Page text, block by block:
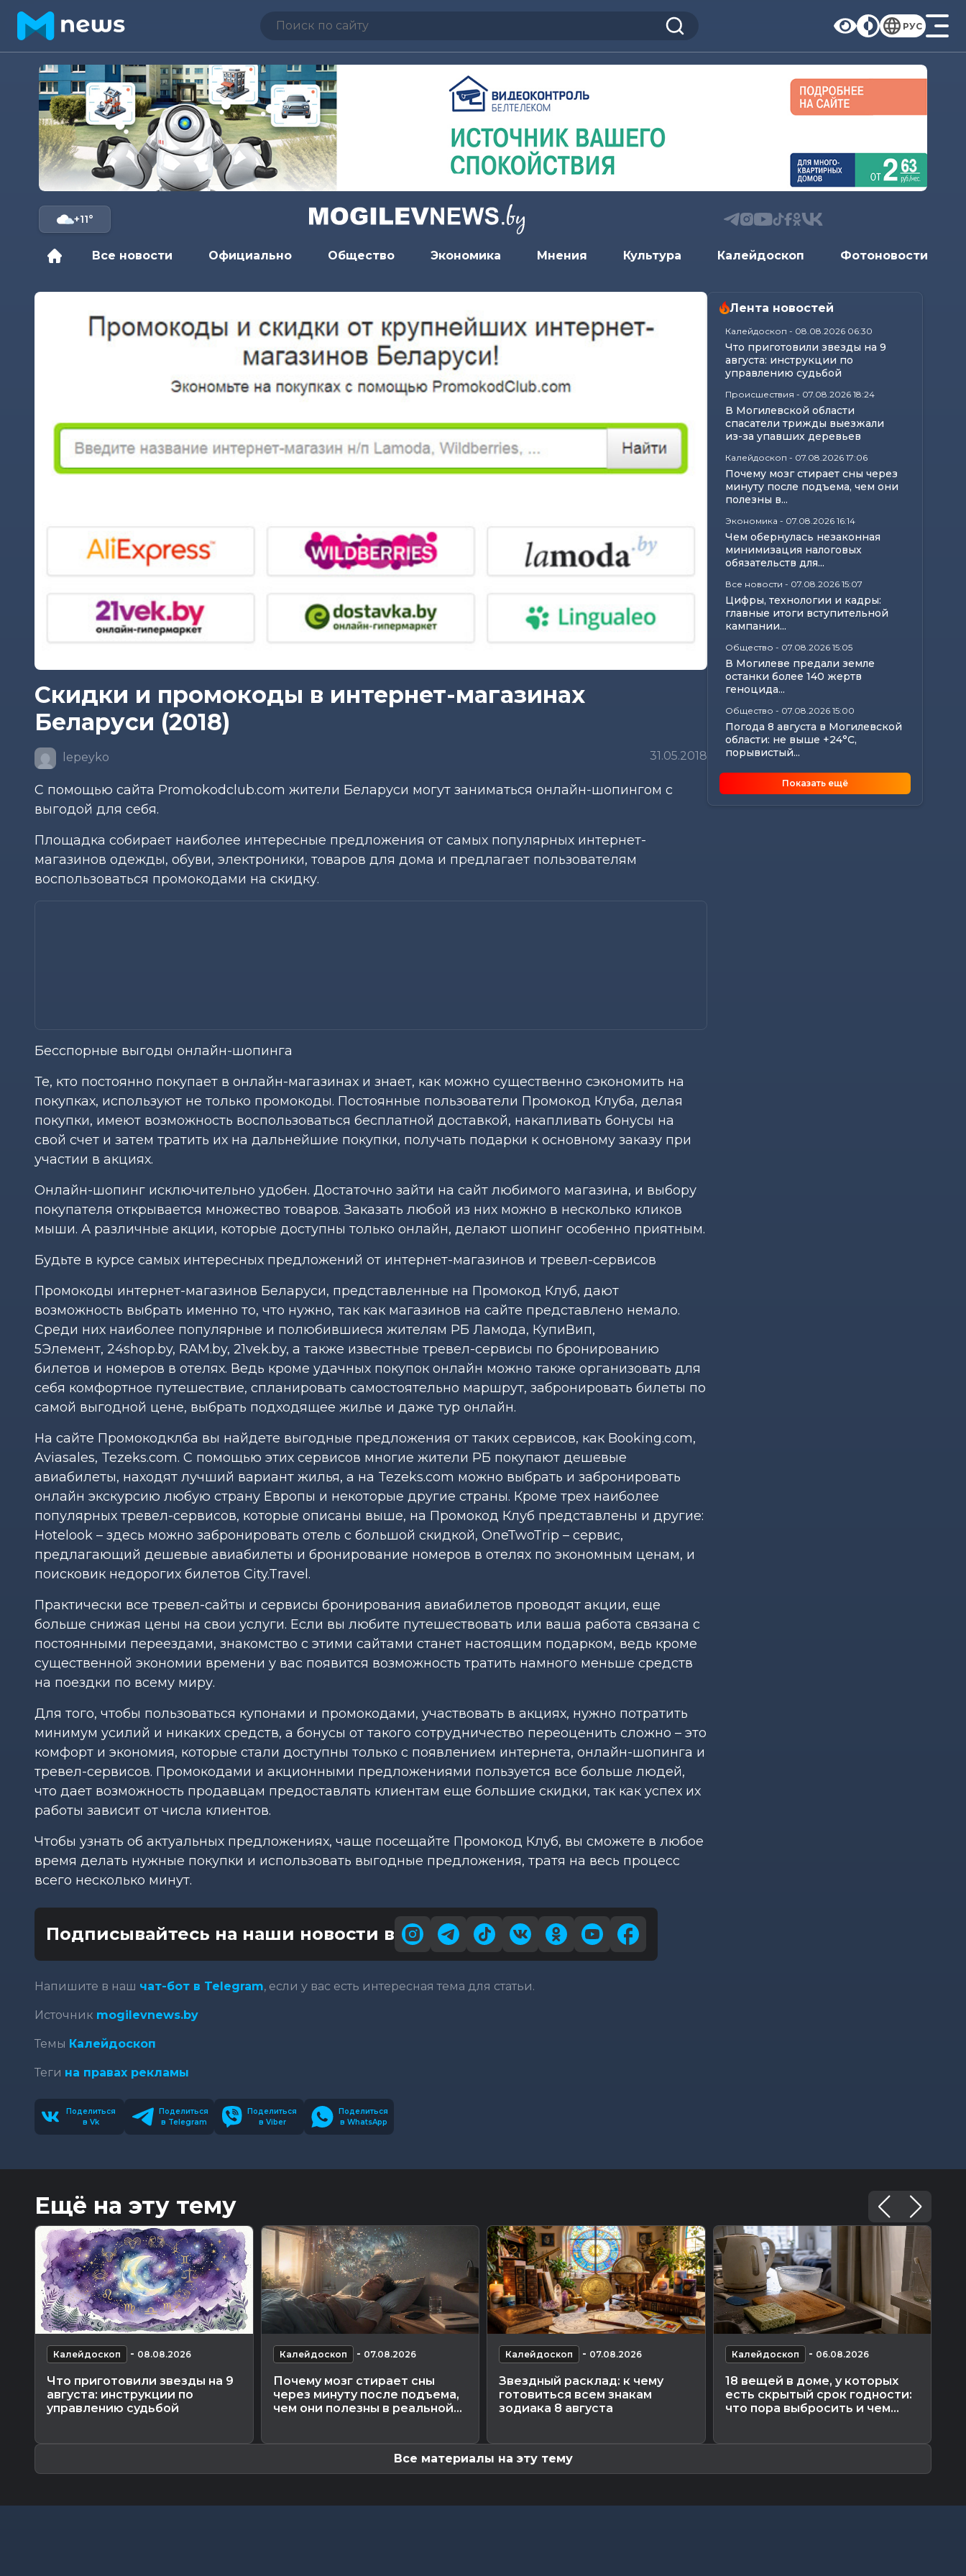
РУС
+11°
Все новости Официально Общество Экономика Мнения Культура Калейдоскоп Фотоновости
Скидки и промокоды в интернет-магазинах
Беларуси (2018)
lepeyko 31.05.2018
С помощью сайта Promokodclub.com жители Беларуси могут заниматься онлайн-шопингом с
выгодой для себя.
Площадка собирает наиболее интересные предложения от самых популярных интернет-
магазинов одежды, обуви, электроники, товаров для дома и предлагает пользователям
воспользоваться промокодами на скидку.
Бесспорные выгоды онлайн-шопинга
Те, кто постоянно покупает в онлайн-магазинах и знает, как можно существенно сэкономить на
покупках, используют не только промокоды. Постоянные пользователи Промокод Клуба, делая
покупки, имеют возможность воспользоваться бесплатной доставкой, накапливать бонусы на
свой счет и затем тратить их на дальнейшие покупки, получать подарки к основному заказу при
участии в акциях.
Онлайн-шопинг исключительно удобен. Достаточно зайти на сайт любимого магазина, и выбору
покупателя открывается множество товаров. Заказать любой из них можно в несколько кликов
мыши. А различные акции, которые доступны только онлайн, делают шопинг особенно приятным.
Будьте в курсе самых интересных предложений от интернет-магазинов и тревел-сервисов
Промокоды интернет-магазинов Беларуси, представленные на Промокод Клуб, дают
возможность выбрать именно то, что нужно, так как магазинов на сайте представлено немало.
Среди них наиболее популярные и полюбившиеся жителям РБ Ламода, КупиВип,
5Элемент, 24shop.by, RAM.by, 21vek.by, а также известные тревел-сервисы по бронированию
билетов и номеров в отелях. Ведь кроме удачных покупок онлайн можно также организовать для
себя комфортное путешествие, спланировать самостоятельно маршрут, забронировать билеты по
самой выгодной цене, выбрать подходящее жилье и даже тур онлайн.
На сайте Промокодклба вы найдете выгодные предложения от таких сервисов, как Booking.com,
Aviasales, Tezeks.com. С помощью этих сервисов многие жители РБ покупают дешевые
авиабилеты, находят лучший вариант жилья, а на Tezeks.com можно выбрать и забронировать
онлайн экскурсию любую страну Европы и некоторые другие страны. Кроме трех наиболее
популярных тревел-сервисов, которые описаны выше, на Промокод Клуб представлены и другие:
Hotelook – здесь можно забронировать отель с большой скидкой, OneTwoTrip – сервис,
предлагающий дешевые авиабилеты и бронирование номеров в отелях по экономным ценам, и
поисковик недорогих билетов City.Travel.
Практически все тревел-сайты и сервисы бронирования авиабилетов проводят акции, еще
больше снижая цены на свои услуги. Если вы любите путешествовать или ваша работа связана с
постоянными переездами, знакомство с этими сайтами станет настоящим подарком, ведь кроме
существенной экономии времени у вас появится возможность тратить намного меньше средств
на поездки по всему миру.
Для того, чтобы пользоваться купонами и промокодами, участвовать в акциях, нужно потратить
минимум усилий и никаких средств, а бонусы от такого сотрудничество переоценить сложно – это
комфорт и экономия, которые стали доступны только с появлением интернета, онлайн-шопинга и
тревел-сервисов. Промокодами и акционными предложениями пользуется все больше людей,
что дает возможность продавцам предоставлять клиентам еще большие скидки, так как успех их
работы зависит от числа клиентов.
Чтобы узнать об актуальных предложениях, чаще посещайте Промокод Клуб, вы сможете в любое
время делать нужные покупки и использовать выгодные предложения, тратя на весь процесс
всего несколько минут.
Подписывайтесь на наши новости в
Напишите в наш чат-бот в Telegram, если у вас есть интересная тема для статьи.
Источник mogilevnews.by
Темы Калейдоскоп
Теги на правах рекламы
Поделиться
в Vk
Поделиться
в Telegram
Поделиться
в Viber
Поделиться
в WhatsApp
Лента новостей
Калейдоскоп - 08.08.2026 06:30
Что приготовили звезды на 9
августа: инструкции по
управлению судьбой
Происшествия - 07.08.2026 18:24
В Могилевской области
спасатели трижды выезжали
из-за упавших деревьев
Калейдоскоп - 07.08.2026 17:06
Почему мозг стирает сны через
минуту после подъема, чем они
полезны в...
Экономика - 07.08.2026 16:14
Чем обернулась незаконная
минимизация налоговых
обязательств для...
Все новости - 07.08.2026 15:07
Цифры, технологии и кадры:
главные итоги вступительной
кампании...
Общество - 07.08.2026 15:05
В Могилеве предали земле
останки более 140 жертв
геноцида...
Общество - 07.08.2026 15:00
Погода 8 августа в Могилевской
области: не выше +24°С,
порывистый...
Общество -07.08.2026 14:32
Какие ограничения действуют
на водоемах Могилевщины,
Показать ещё
Ещё на эту тему
Калейдоскоп - 08.08.2026
Что приготовили звезды на 9
августа: инструкции по
управлению судьбой
Калейдоскоп - 07.08.2026
Почему мозг стирает сны
через минуту после подъема,
чем они полезны в реальной...
Калейдоскоп - 07.08.2026
Звездный расклад: к чему
готовиться всем знакам
зодиака 8 августа
Калейдоскоп - 06.08.2026
18 вещей в доме, у которых
есть скрытый срок годности:
что пора выбросить и чем...
Все материалы на эту тему